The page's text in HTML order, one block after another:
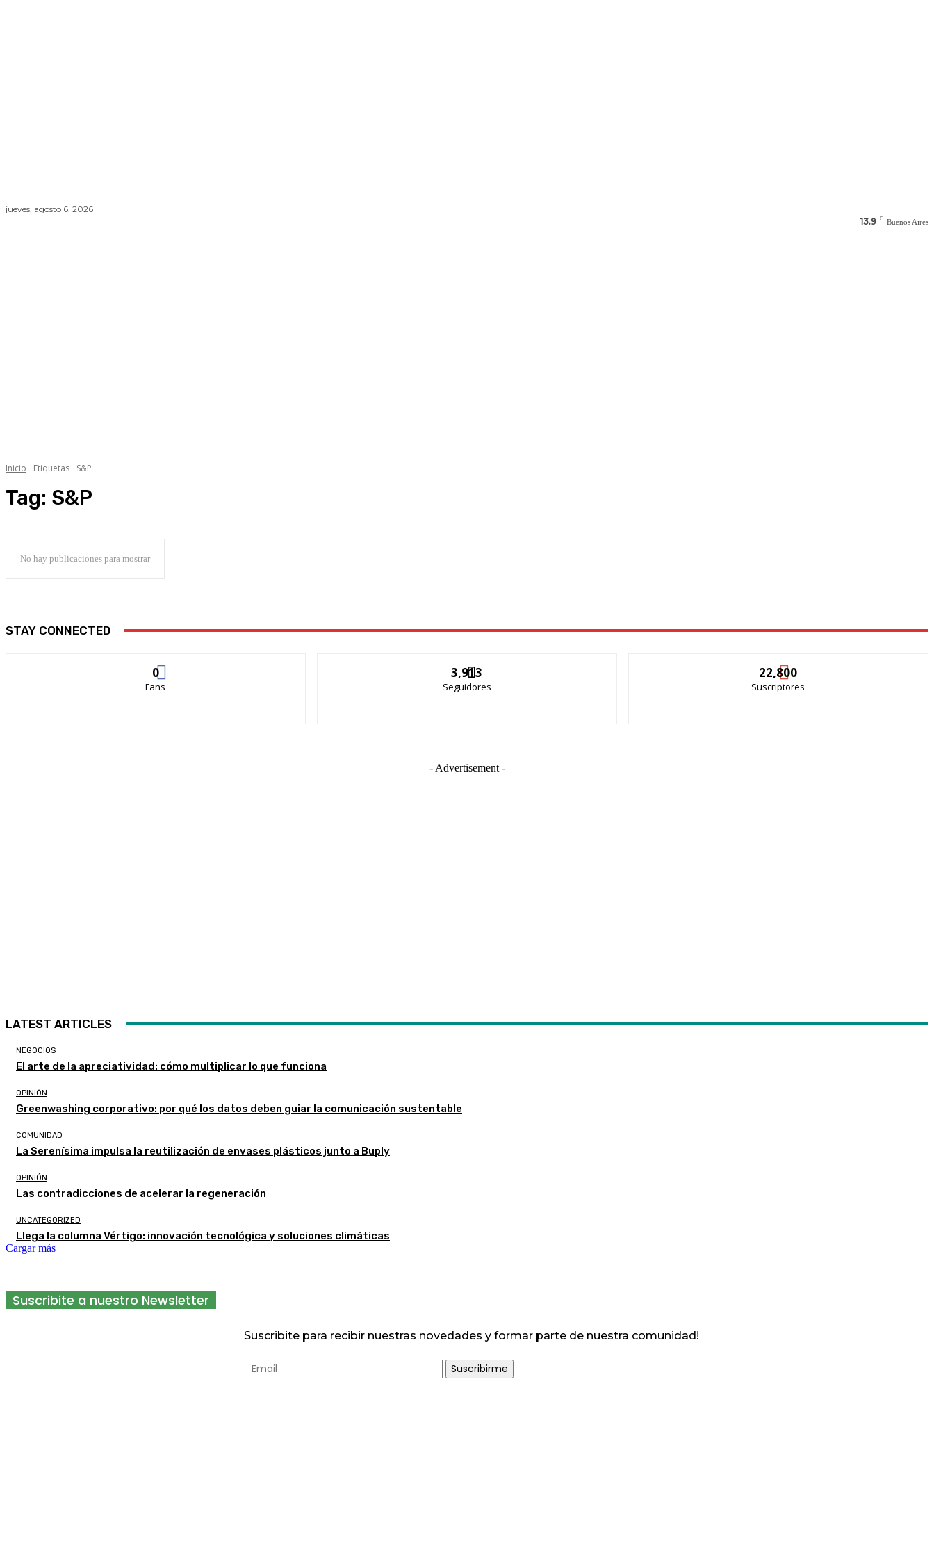
jueves, agosto 6, 2026
13.9 C Buenos Aires
Inicio Etiquetas S&P
Tag: S&P
No hay publicaciones para mostrar
STAY CONNECTED
0
Fans
3,913
Seguidores
22,800
Suscriptores
- Advertisement -
LATEST ARTICLES
NEGOCIOS
El arte de la apreciatividad: cómo multiplicar lo que funciona
OPINIÓN
Greenwashing corporativo: por qué los datos deben guiar la comunicación sustentable
COMUNIDAD
La Serenísima impulsa la reutilización de envases plásticos junto a Buply
OPINIÓN
Las contradicciones de acelerar la regeneración
UNCATEGORIZED
Llega la columna Vértigo: innovación tecnológica y soluciones climáticas
Cargar más
Suscribite a nuestro Newsletter
Suscribite para recibir nuestras novedades y formar parte de nuestra comunidad!